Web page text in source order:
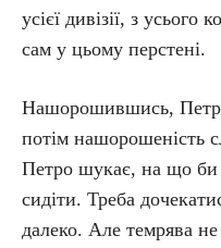
усієї дивізії, з усього
сам у цьому перстені.
Нашорошившись,
потім нашорошеність
Петро шукає, на що би
сидіти. Треба
далеко. Але темрява